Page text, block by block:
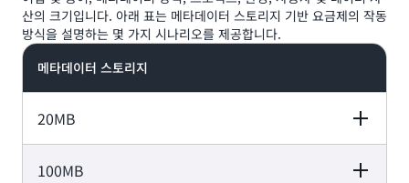
산의 크기입니다. 아래 표는 메타데이터 스토리지 기반 요금제의 작동
방식을 설명하는 몇 가지 시나리오를 제공합니다.
메타데이터 스토리지
20MB
발생 요금(결제 월)
100MB